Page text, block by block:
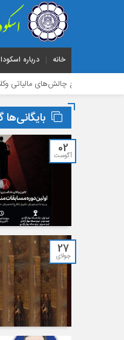
خانه درباره اسکودا
بر رفع چالش‌های مالیاتی وکلا در
02
آگوست
27
جولای